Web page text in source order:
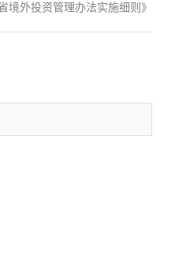
境外投资管理办法实施细则》